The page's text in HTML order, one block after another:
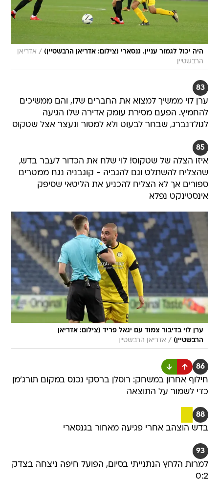
היה יכול לגמור עניין. גנסארי (צילום: אדריאן הרבשטיין) / אדריאן
הרבשטיין
83
ערן לוי ממשיך למצוא את החברים שלו, והם ממשיכים
להחמיץ. הפעם מסירת עומק אדירה שלו הגיעה
לגולדנברג, שבחר לבעוט ולא למסור ונעצר אצל שטקוס
85
איזו הצלה של שטקוס! לוי שלח את הכדור לעבר בדש,
שהצליח להשתלט וגם להגביה - קוגבניה נגח ממטרים
ספורים אך לא הצליח להכניע את הליטאי שסיפק
אינסטינקט נפלא
ערן לוי בדיבור צמוד עם יגאל פריד (צילום: אדריאן
הרבשטיין) / אדריאן הרבשטיין
86
חילוף אחרון במשחק: רוסלן ברסקי נכנס במקום תורג'מן
כדי לשמור על התוצאה
88
בדש הוצהב אחרי פגיעה מאחור בגנסארי
93
למרות הלחץ הנתנייתי בסיום, הפועל חיפה ניצחה בצדק
0:2